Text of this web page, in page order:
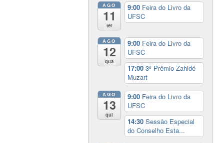
AGO
11
ter
9:00 Feira do Livro da
UFSC
AGO
12
qua
9:00 Feira do Livro da
UFSC
17:003º Prêmio Zahidé
Muzart
AGO
13
qui
9:00 Feira do Livro da
UFSC
14:30Sessão Especial
do Conselho Esta...